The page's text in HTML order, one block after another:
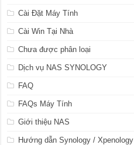
Cài Đặt Máy Tính
Cài Win Tại Nhà
Chưa được phân loại
Dịch vụ NAS SYNOLOGY
FAQ
FAQs Máy Tính
Giới thiệu NAS
Hướng dẫn Synology / Xpenology